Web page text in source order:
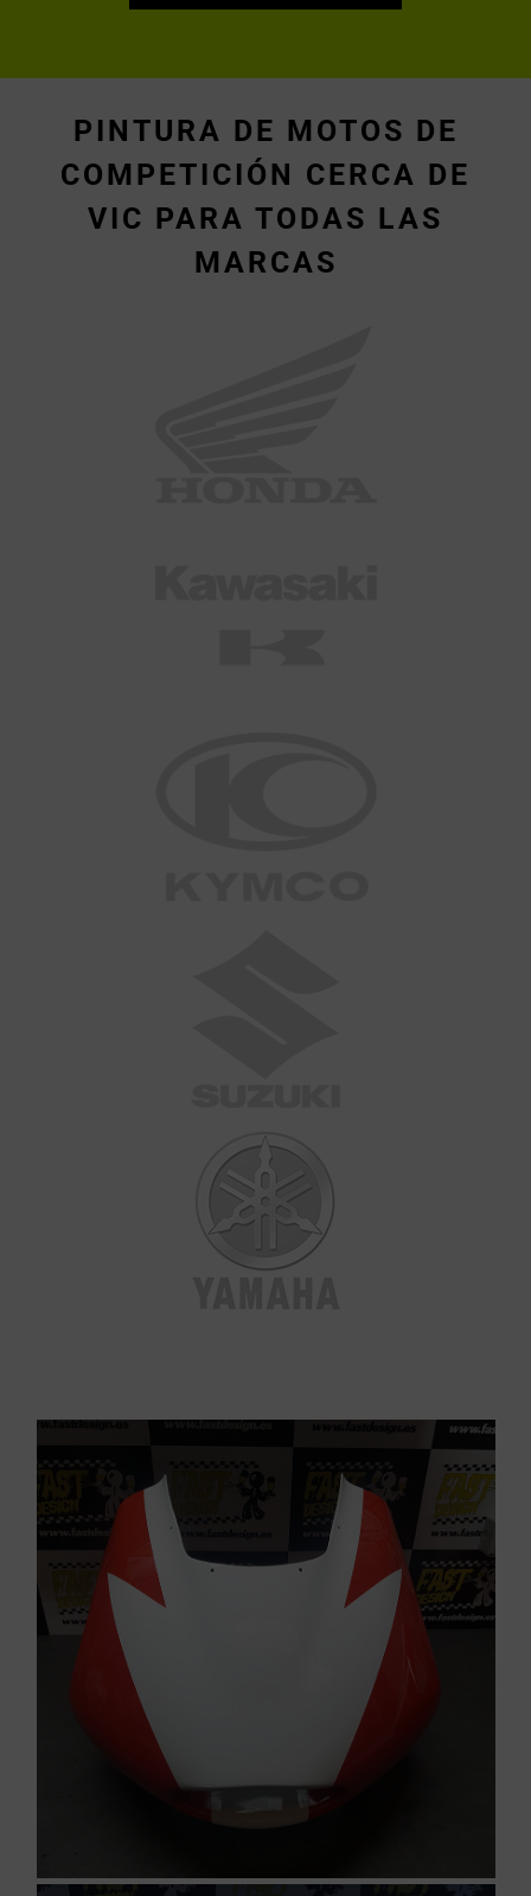
PINTURA DE MOTOS DE
COMPETICIÓN CERCA DE
VIC PARA TODAS LAS
MARCAS